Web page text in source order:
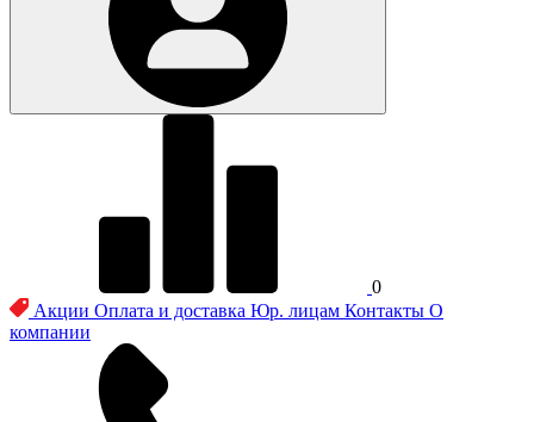
0
Акции Оплата и доставка Юр. лицам Контакты О
компании